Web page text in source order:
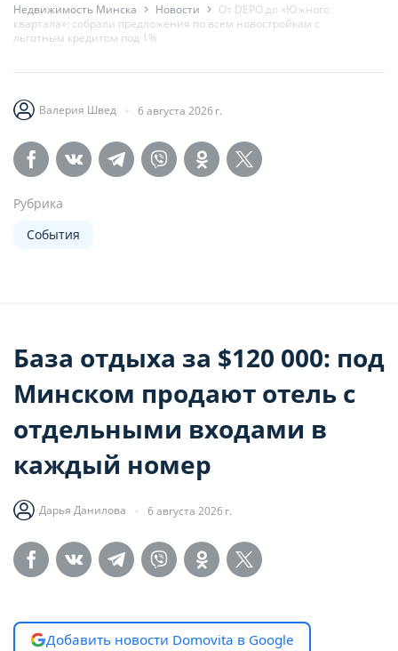
Недвижимость Минска Новости
От DEPO до «Южного
квартала»: собрали предложения по всем новостройкам с
льготным кредитом под 1%
Валерия Швед 6 августа 2026 г.
Рубрика
События
База отдыха за $120 000: под
Минском продают отель с
отдельными входами в
каждый номер
Дарья Данилова 6 августа 2026 г.
Добавить новости Domovita в Google